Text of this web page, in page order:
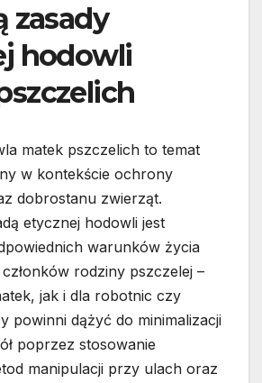
zasady
hodowli
matek pszczelich to temat
w kontekście ochrony
dobrostanu zwierząt.
etycznej hodowli jest
warunków życia
rodziny pszczelej –
jak i dla robotnic czy
powinni dążyć do minimalizacji
poprzez stosowanie
manipulacji przy ulach oraz